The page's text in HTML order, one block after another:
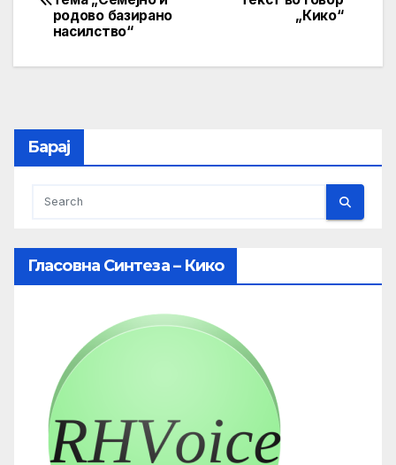
navigation
„Кико“
родово базирано
насилство“
Барај
Гласовна Синтеза – Кико